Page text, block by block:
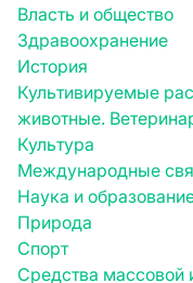
Власть и общество
Здравоохранение
История
Культивируемые
животные.
Культура
Международные
Наука и
Природа
Спорт
Средства массовой